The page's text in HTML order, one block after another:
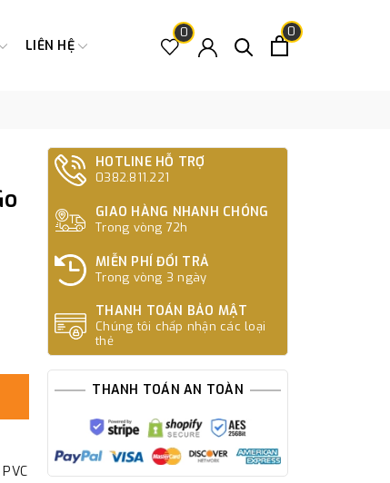
LIÊN HỆ
0 0
HOTLINE HỖ TRỢ
0382.811.221
GIAO HÀNG NHANH CHÓNG
Trong vòng 72h
MIỄN PHÍ ĐỔI TRẢ
Trong vòng 3 ngày
THANH TOÁN BẢO MẬT
Chúng tôi chấp nhận các loại
thẻ
THANH TOÁN AN TOÀN